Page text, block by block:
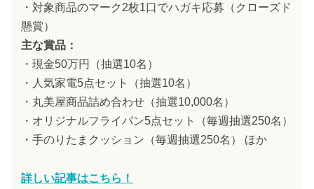
・対象商品のマーク2枚1口でハガキ応募（クローズド
懸賞）
主な賞品：
・現金50万円（抽選10名）
・人気家電5点セット（抽選10名）
・丸美屋商品詰め合わせ（抽選10,000名）
・オリジナルフライパン5点セット（毎週抽選250名）
・手のりたまクッション（毎週抽選250名） ほか
詳しい記事はこちら！